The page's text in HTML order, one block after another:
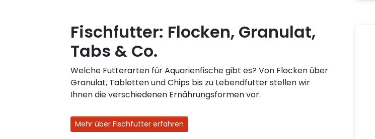
Fischfutter: Flocken, Granulat,
Tabs & Co.
Welche Futterarten für Aquarienfische gibt es? Von Flocken über
Granulat, Tabletten und Chips bis zu Lebendfutter stellen wir
Ihnen die verschiedenen Ernährungsformen vor.
Mehr über Fischfutter erfahren